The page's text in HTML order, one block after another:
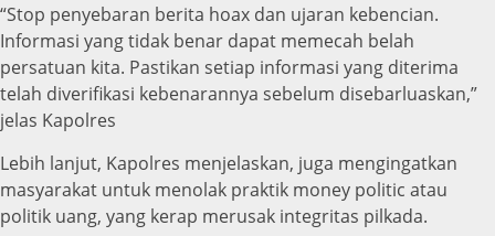
“Stop penyebaran berita hoax dan ujaran kebencian.
Informasi yang tidak benar dapat memecah belah
persatuan kita. Pastikan setiap informasi yang diterima
telah diverifikasi kebenarannya sebelum disebarluaskan,”
jelas Kapolres
Lebih lanjut, Kapolres menjelaskan, juga mengingatkan
masyarakat untuk menolak praktik money politic atau
politik uang, yang kerap merusak integritas pilkada.